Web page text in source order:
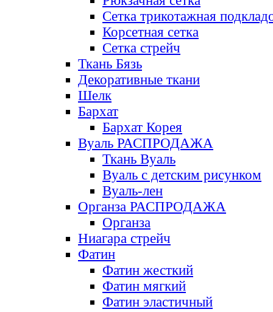
Сетка трикотажная
Корсетная сетка
Сетка стрейч
Ткань Бязь
Декоративные ткани
Шелк
Бархат
Бархат Корея
Вуаль РАСПРОДАЖА
Ткань Вуаль
Вуаль с детским рисунком
Вуаль-лен
Органза РАСПРОДАЖА
Органза
Ниагара стрейч
Фатин
Фатин жесткий
Фатин мягкий
Фатин элаcтичный